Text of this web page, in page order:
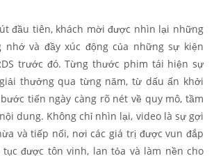
đầu tiên, khách mời được nhìn lại những
nhớ và đầy xúc động của những sự kiện
trước đó. Từng thước phim tái hiện sự
thưởng qua từng năm, từ dấu ấn khởi
tiến ngày càng rõ nét về quy mô, tầm
dung. Không chỉ nhìn lại, video là sự gợi
và tiếp nối, nơi các giá trị được vun đắp
được tôn vinh, lan tỏa và làm nền cho